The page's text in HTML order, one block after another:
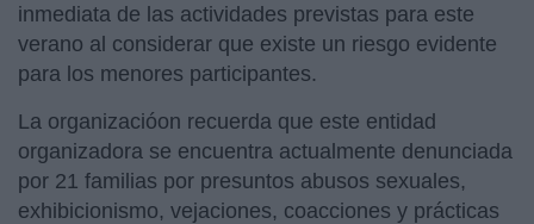
inmediata de las actividades previstas para este
verano al considerar que existe un riesgo evidente
para los menores participantes.
La organizacióon recuerda que este entidad
organizadora se encuentra actualmente denunciada
por 21 familias por presuntos abusos sexuales,
exhibicionismo, vejaciones, coacciones y prácticas